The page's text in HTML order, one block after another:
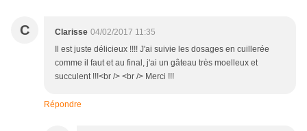
C Clarisse 04/02/2017 11:35
Il est juste délicieux !!!! J'ai suivie les dosages en cuillerée
comme il faut et au final, j'ai un gâteau très moelleux et
succulent !!!<br /> <br /> Merci !!!
Répondre